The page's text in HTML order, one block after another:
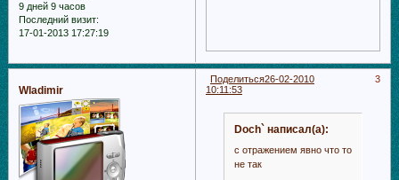
9 дней 9 часов
Последний визит:
17-01-2013 17:27:19
Поделиться 3
26-02-2010
10:11:53
Wladimir
Doch` написал(а):
с отражением явно что то
не так